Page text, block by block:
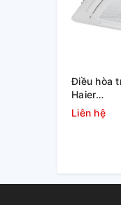
Điều hòa
Haier
(10.0 HP)
Liên hệ